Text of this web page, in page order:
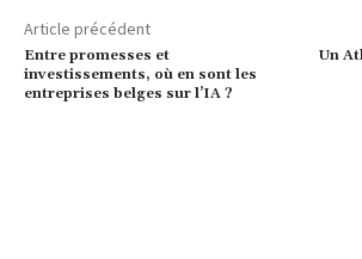
Article précédent
Entre promesses et
investissements, où en sont les
entreprises belges sur l’IA ?
Un